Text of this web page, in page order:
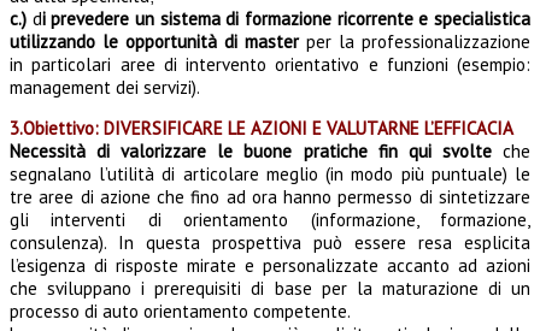
c.) di prevedere un sistema di formazione ricorrente e specialistica
utilizzando le opportunità di masterper la professionalizzazione
in particolari aree di intervento orientativo e funzioni (esempio:
management dei servizi).
3.Obiettivo: DIVERSIFICARE LE AZIONI E VALUTARNE L’EFFICACIA
Necessità di valorizzare le buone pratiche fin qui svolteche
segnalano l’utilità di articolare meglio (in modo più puntuale) le
tre aree di azione che fino ad ora hanno permesso di sintetizzare
gli interventi di orientamento (informazione, formazione,
consulenza). In questa prospettiva può essere resa esplicita
l’esigenza di risposte mirate e personalizzate accanto ad azioni
che sviluppano i prerequisiti di base per la maturazione di un
processo di auto orientamento competente.